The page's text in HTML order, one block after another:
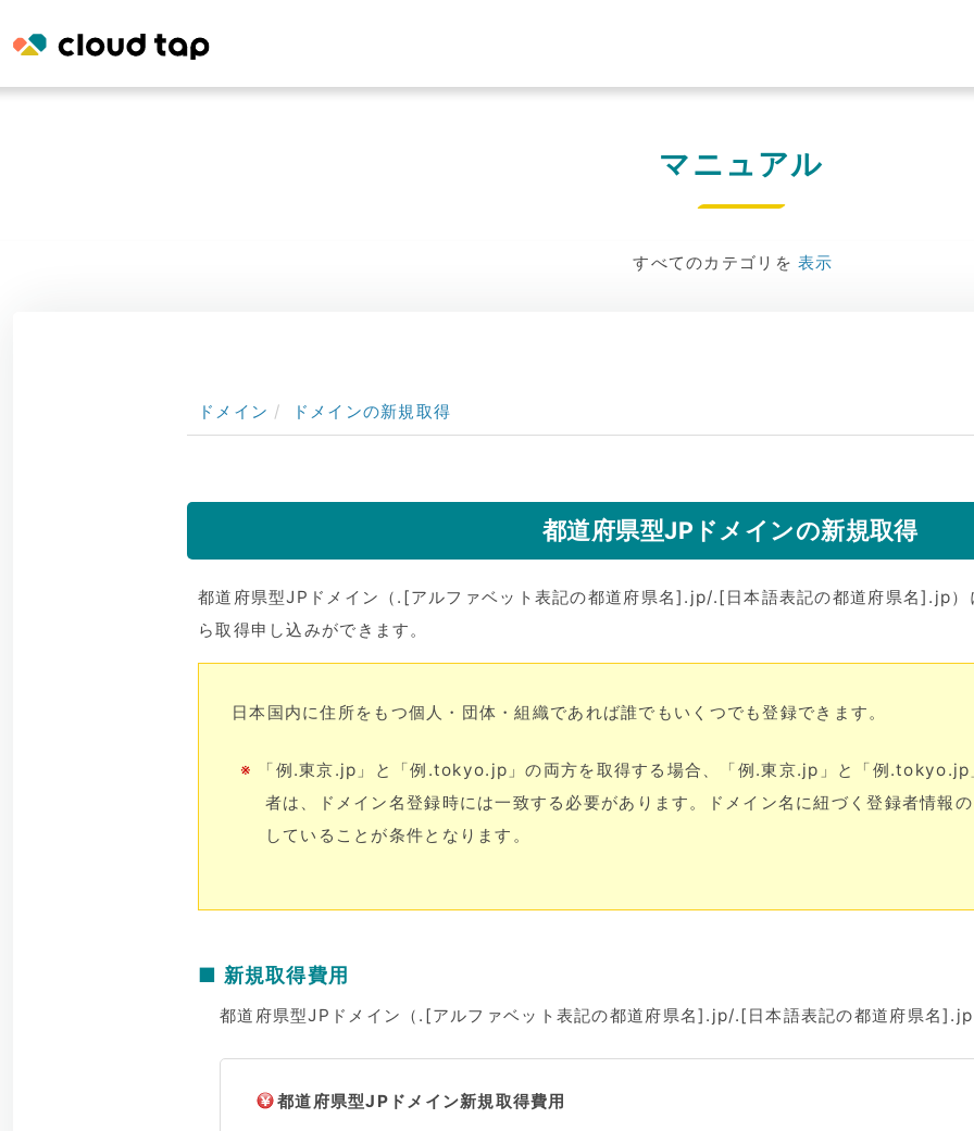
マニュアル
すべてのカテゴリを表示
ドメイン ドメインの新規取得
都道府県型JPドメインの新規取得
都道府県型JPドメイン（.[アルファベット表記の都道府県名].jp/.[日本語表記の都道府県名].jp）
ら取得申し込みができます。
日本国内に住所をもつ個人・団体・組織であれば誰でもいくつでも登録できます。
※
「例.東京.jp」と「例.tokyo.jp」の両方を取得する場合、「例.東京.jp」と「例.tokyo.jp
者は、ドメイン名登録時には一致する必要があります。ドメイン名に紐づく登録者情
していることが条件となります。
■ 新規取得費用
都道府県型JPドメイン（.[アルファベット表記の都道府県名].jp/.[日本語表記の都道府県名
都道府県型JPドメイン新規取得費用